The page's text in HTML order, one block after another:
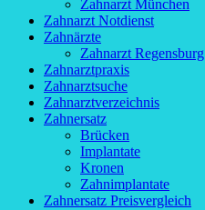
Zahnarzt München
Zahnarzt Notdienst
Zahnärzte
Zahnarzt Regensburg
Zahnarztpraxis
Zahnarztsuche
Zahnarztverzeichnis
Zahnersatz
Brücken
Implantate
Kronen
Zahnimplantate
Zahnersatz Preisvergleich